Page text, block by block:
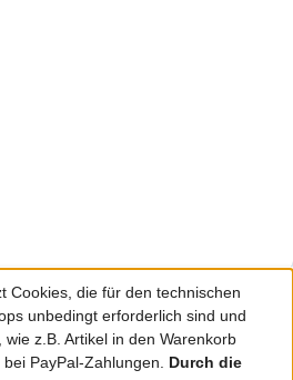
Cookies, die für den technischen
unbedingt erforderlich sind und
z.B. Artikel in den Warenkorb
PayPal-Zahlungen. Durch die